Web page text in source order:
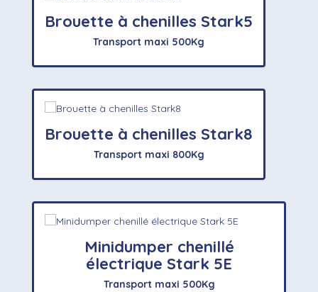
Brouette à chenilles Stark5
Transport maxi 500Kg
Brouette à chenilles Stark8
Transport maxi 800Kg
Minidumper chenillé
électrique Stark 5E
Transport maxi 500Kg